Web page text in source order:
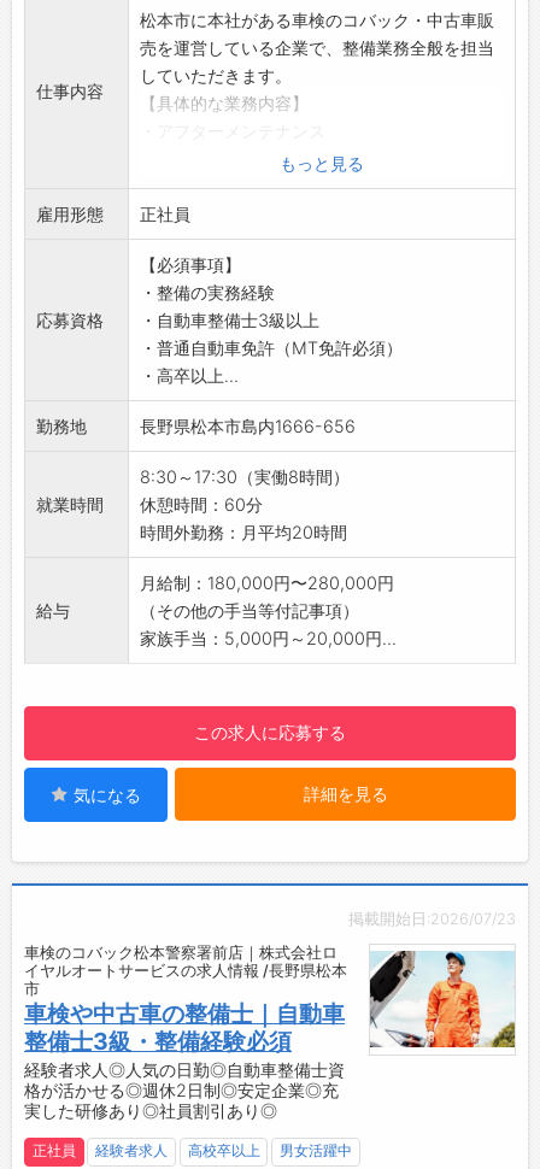
す。
【1日の業務の流れ】
9:00 出社
・大まかなスケジュールチェック
・お客様のトラックの入庫予定や作業分担につ
いて確認
↓
9:30 点検作業開始
・先輩社員がサポートしてくれるので安心です
◎
↓
12:00 昼食
・同僚たちとおしゃべりしたり、一人でゆっく
り過ごしたり、それぞれ自由に過ごします♪
↓
13:00 クラッチ交換
・車検整備や点検整備のほか、先輩メカニック
と一緒にクラッチ交換などの重整備も行いま
↓
17:00 終礼
・仕事の進捗状況と今後の予定を確認します。
されることもあります。
17:30 退社
・1日の作業内容を報告書にまとめて帰宅しま
す。 おつかれさまでした！
■入社時の導入研修→大型車整備が未経験の方
もご安心ください！
・UDトラックスの考えや制度、日々の業務や職
務に必要な基本的なスキルや知識、ルールを学
んでいただきます。
・安全に業務が行えるよう、社内の安全ルール
や災害事例を知っていただき、乗用車と大型車
の違い（視界の違い・後方誘導の仕方の違いな
仕事内容
松本市に本社がある車検のコバック・中古車販
売を運営している企業で、整備業務全般を担当
していただきます。
【具体的な業務内容】
・定期点検 等
【ロイヤルで整備士として働く3つのメリット
◎】
1）オールメーカー取扱なので、様々な車種を整
備できる！
・ロイヤルオートサービスでは、車検のコバッ
ク・自社整備工場を長野県内で8店舗運営。年
間車検生産台数は20,000台。
・国産車・輸入車問わず整備に携われるので、
様々な知識や技術を習得できます。
す◎
・ロイヤルが創っているのは人です！「人材」
は「人財」と考えています。
・働く環境にフォーカスし、常に働きやすい環
境を目指しています。
3）2軸の人材育成
・ロイヤル独自の社内研修では、社会人として
の知識や育成技術、店舗運営まで学ぶことがで
きます。
・お客様のご満足やご安心をいただける整備を
あるお仕事です。
↓
↓
12:00 昼食
↓
13:00～18:00 オプション整備 （お客様のご
備）
もっと見る
雇用形態 正社員
応募資格
【必須事項】
・整備の実務経験
・自動車整備士3級以上
・普通自動車免許（MT免許必須）
・高卒以上...
勤務地 長野県松本市島内1666-656
就業時間
8:30～17:30（実働8時間）
休憩時間：60分
時間外勤務：月平均20時間
給与
月給制：180,000円〜280,000円
（その他の手当等付記事項）
家族手当：5,000円～20,000円...
この求人に応募する
気になる 詳細を見る
掲載開始日:2026/07/23
車検のコバック松本警察署前店｜株式会社ロ
イヤルオートサービスの求人情報 /長野県松本
市
車検や中古車の整備士｜自動車
整備士3級・整備経験必須
経験者求人◎人気の日勤◎自動車整備士資
格が活かせる◎週休2日制◎安定企業◎充
実した研修あり◎社員割引あり◎
正社員 経験者求人 高校卒以上 男女活躍中